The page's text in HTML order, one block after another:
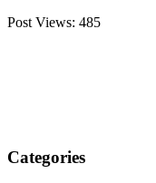
Post Views: 485
Categories